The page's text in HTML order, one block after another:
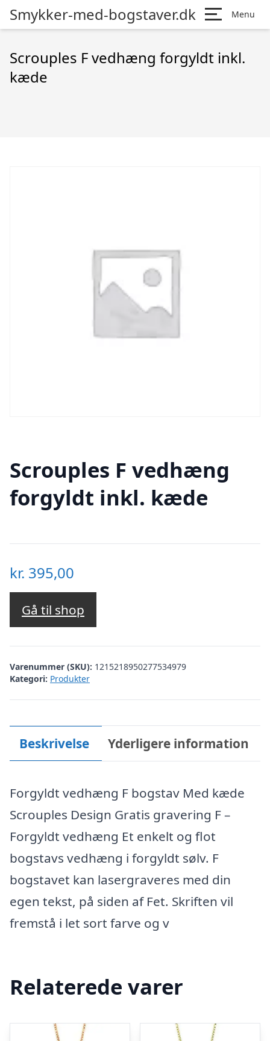
Smykker-med-bogstaver.dk Menu
Scrouples F vedhæng forgyldt inkl.
kæde
Scrouples F vedhæng
forgyldt inkl. kæde
kr. 395,00
Gå til shop
Varenummer (SKU): 1215218950277534979
Kategori: Produkter
Beskrivelse Yderligere information
Forgyldt vedhæng F bogstav Med kæde
Scrouples Design Gratis gravering F –
Forgyldt vedhæng Et enkelt og flot
bogstavs vedhæng i forgyldt sølv. F
bogstavet kan lasergraveres med din
egen tekst, på siden af Fet. Skriften vil
fremstå i let sort farve og v
Relaterede varer